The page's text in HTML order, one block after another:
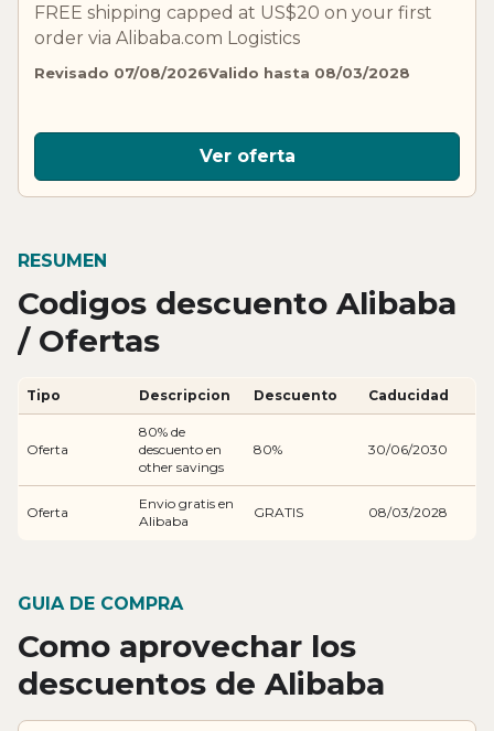
FREE shipping capped at US$20 on your first
order via Alibaba.com Logistics
Revisado 07/08/2026Valido hasta 08/03/2028
Ver oferta
RESUMEN
Codigos descuento Alibaba
/ Ofertas
Tipo Descripcion Descuento Caducidad
Oferta
80% de
descuento en
other savings
80% 30/06/2030
Oferta
Envio gratis en
Alibaba
GRATIS 08/03/2028
GUIA DE COMPRA
Como aprovechar los
descuentos de Alibaba